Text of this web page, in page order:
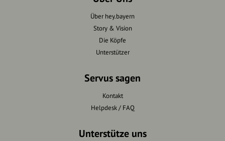
Über hey.bayern
Story & Vision
Die Köpfe
Unterstützer
Servus sagen
Kontakt
Helpdesk / FAQ
Unterstütze uns